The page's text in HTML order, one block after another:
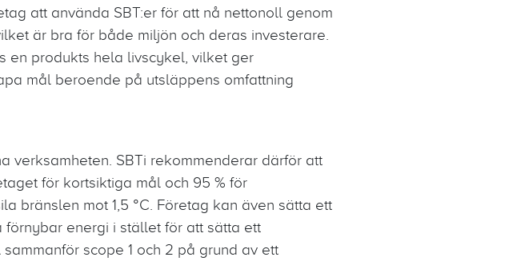
att använda SBT:er för att nå nettonoll genom
är bra för både miljön och deras investerare.
en produkts hela livscykel, vilket ger
mål beroende på utsläppens omfattning
verksamheten. SBTi rekommenderar därför att
för kortsiktiga mål och 95 % för
bränslen mot 1,5 °C. Företag kan även sätta ett
energi i stället för att sätta ett
scope 1 och 2 på grund av ett